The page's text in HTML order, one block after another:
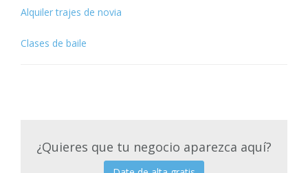
Alquiler trajes de novia
Clases de baile
¿Quieres que tu negocio aparezca aquí?